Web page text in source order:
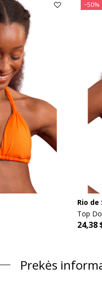
−50%
Rio de
Top
24,38
Prekės